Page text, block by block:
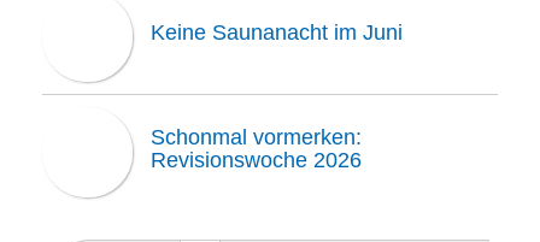
Keine Saunanacht im Juni
Schonmal vormerken:
Revisionswoche 2026